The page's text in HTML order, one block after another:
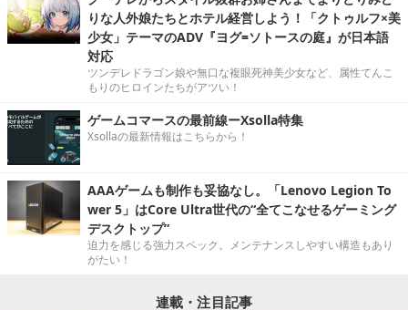
りな人外娘たちとホテル経営しよう！「クトゥルフ×美
少女」テーマのADV『ヨグ=ソトースの庭』が日本語
対応
ツンデレドラゴン娘や無口な複眼死神美少女など、属性てんこ
もりのヒロインたちがアツい！
ゲームコマースの最前線ーXsolla特集
Xsollaの最新情報はこちらから！
AAAゲームも制作も妥協なし。「Lenovo Legion To
wer 5」はCore Ultra世代の“全てこなせるゲーミング
デスクトップ”
迫力を感じる強力スペック。メンテナンスしやすい構造もあり
がたい！
連載・注目記事